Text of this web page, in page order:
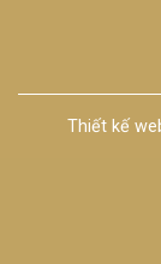
Thiết kế